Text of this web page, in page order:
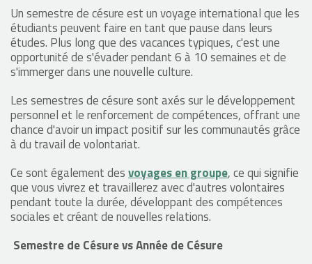
Un semestre de césure est un voyage international que les
étudiants peuvent faire en tant que pause dans leurs
études. Plus long que des vacances typiques, c'est une
opportunité de s'évader pendant 6 à 10 semaines et de
s'immerger dans une nouvelle culture.
Les semestres de césure sont axés sur le développement
personnel et le renforcement de compétences, offrant une
chance d'avoir un impact positif sur les communautés grâce
à du travail de volontariat.
Ce sont également desvoyages en groupe, ce qui signifie
que vous vivrez et travaillerez avec d'autres volontaires
pendant toute la durée, développant des compétences
sociales et créant de nouvelles relations.
Semestre de Césure vs Année de Césure